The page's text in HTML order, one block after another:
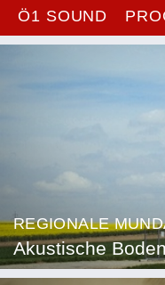
Ö1 SOUND
REGIONALE
Akustische